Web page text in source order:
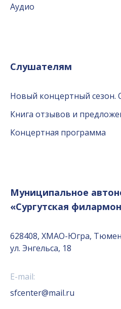
Аудио
Слушателям
Новый концертный сезон.
Книга отзывов и
Концертная программа
Муниципальное
«Сургутская
628408, ХМАО-Югра,
ул. Энгельса, 18
E-mail:
sfcenter@mail.ru